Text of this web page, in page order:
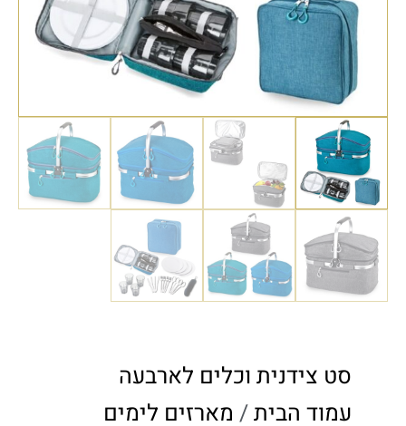
סט צידנית וכלים לארבעה
עמוד הבית/ מארזים לימים